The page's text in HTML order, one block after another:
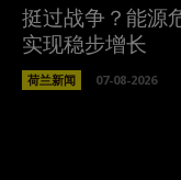
挺过战争？能源
实现稳步增长
荷兰新闻 07-08-2026